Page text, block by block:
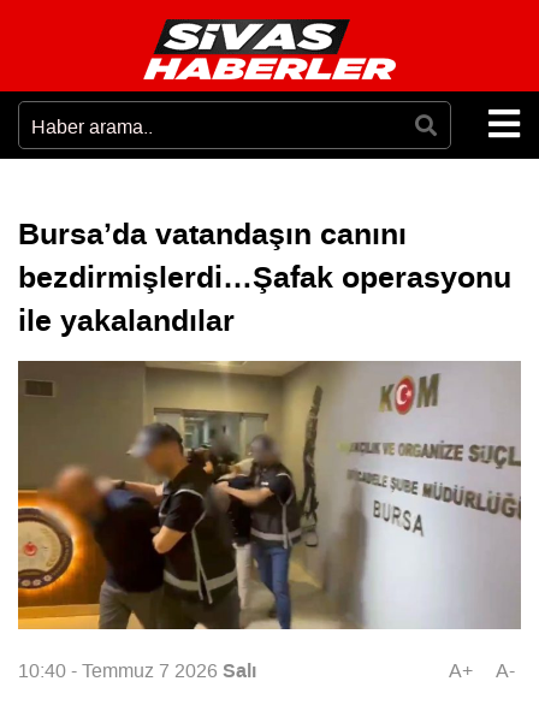
Bursa’da vatandaşın canını
bezdirmişlerdi…Şafak operasyonu
ile yakalandılar
10:40 - Temmuz 7 2026 Salı A+ A-